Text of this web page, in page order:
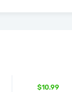
$10.99